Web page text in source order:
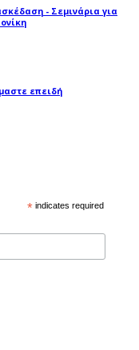
- Σεμινάρια για
επειδή
* indicates required